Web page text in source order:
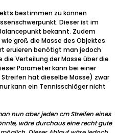
bestimmen zu können
Dieser ist im
bekannt. Zudem
groß die Masse des Objektes
eruieren benötigt man jedoch
Verteilung der Masse über die
Parameter kann bei einer
hat dieselbe Masse) zwar
kann ein Tennisschläger nicht
nun aber jeden cm Streifen eines
wäre durchaus eine recht gute